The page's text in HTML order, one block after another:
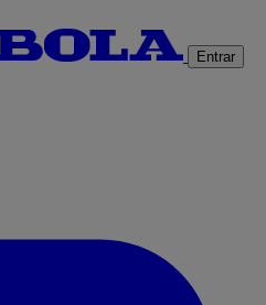
Entrar